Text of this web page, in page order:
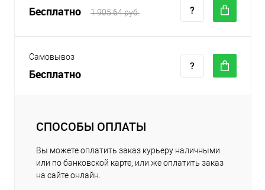
Бесплатно 1 905.64 руб.
Самовывоз
Бесплатно
СПОСОБЫ ОПЛАТЫ
Вы можете оплатить заказ курьеру наличными
или по банковской карте, или же оплатить заказ
на сайте онлайн.